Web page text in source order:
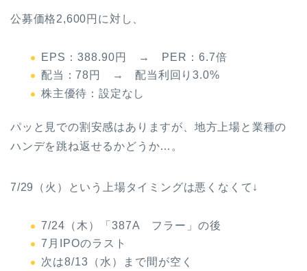
公募価格2,600円に対し、
EPS：388.90円 → PER：6.7倍
配当：78円 → 配当利回り3.0%
株主優待：設定なし
パッと見での割安感はありますが、地方上場と業種の
ハンデを跳ね返せるかどうか…。
7/29（火）という上場タイミングは悪くなくて↓
7/24（木）「387A フラー」の後
7月IPOのラスト
次は8/13（水）まで間が空く